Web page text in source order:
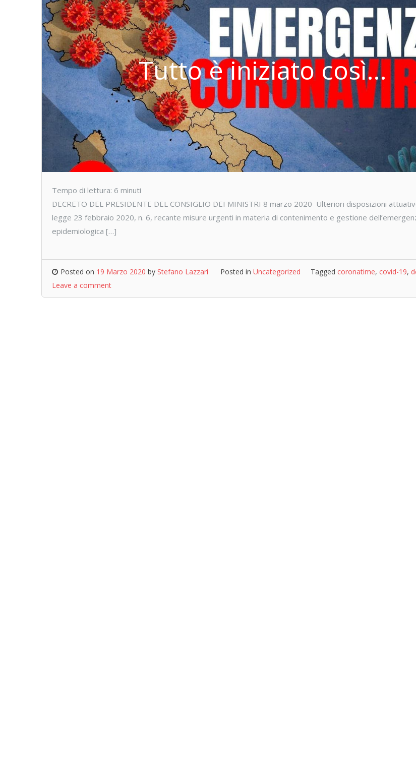
Tutto è iniziato così…
Tempo di lettura: 6 minuti
DECRETO DEL PRESIDENTE DEL CONSIGLIO DEI MINISTRI 8 marzo 2020 Ulteriori disposizioni
legge 23 febbraio 2020, n. 6, recante misure urgenti in materia di contenimento e gestione
epidemiologica […]
Posted on 19 Marzo 2020 by Stefano Lazzari Posted in Uncategorized Tagged coronatime, covid-19,
Leave a comment